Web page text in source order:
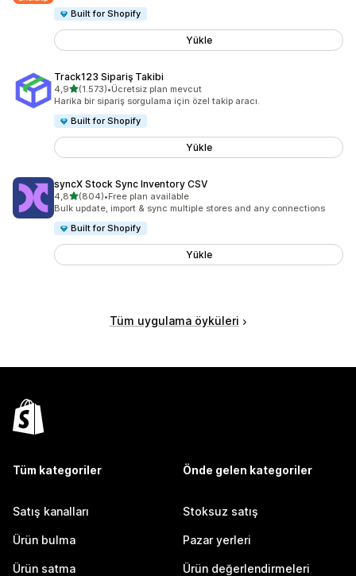
Built for Shopify
Yükle
Track123 Sipariş Takibi
4,95 yıldız üzerinden
(1.573)
toplam 1573 değerlendirme
•Ücretsiz plan mevcut
Harika bir sipariş sorgulama için özel takip aracı.
Built for Shopify
Yükle
syncX Stock Sync Inventory CSV
4,85 yıldız üzerinden
(804)
toplam 804 değerlendirme
•Free plan available
Bulk update, import & sync multiple stores and any connections
Built for Shopify
Yükle
Tüm uygulama öyküleri
Tüm kategoriler
Satış kanalları
Ürün bulma
Ürün satma
Önde gelen kategoriler
Stoksuz satış
Pazar yerleri
Ürün değerlendirmeleri